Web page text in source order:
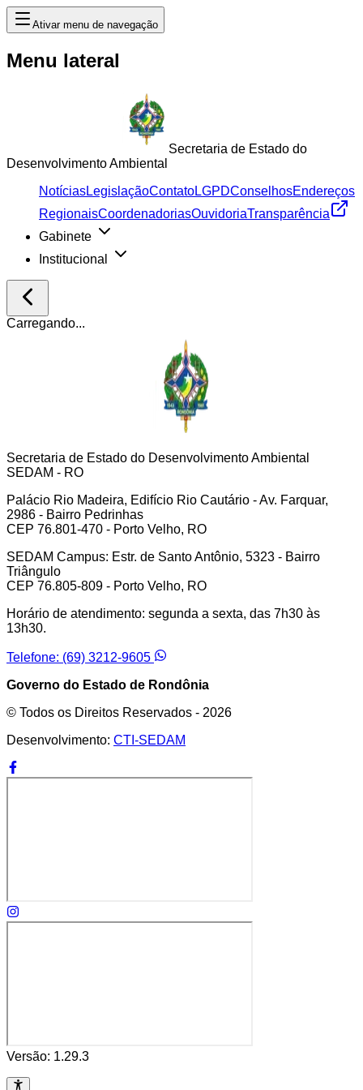
Ativar menu de navegação
Menu lateral
Secretaria de Estado do
Desenvolvimento Ambiental
NotíciasLegislaçãoContatoLGPDConselhosEndereços
RegionaisCoordenadoriasOuvidoriaTransparência
Gabinete
Institucional
Carregando...
Secretaria de Estado do Desenvolvimento Ambiental
SEDAM - RO
Palácio Rio Madeira, Edifício Rio Cautário - Av. Farquar,
2986 - Bairro Pedrinhas
CEP 76.801-470 - Porto Velho, RO
SEDAM Campus: Estr. de Santo Antônio, 5323 - Bairro
Triângulo
CEP 76.805-809 - Porto Velho, RO
Horário de atendimento: segunda a sexta, das 7h30 às
13h30.
Telefone: (69) 3212-9605
Governo do Estado de Rondônia
© Todos os Direitos Reservados - 2026
Desenvolvimento: CTI-SEDAM
Versão: 1.29.3